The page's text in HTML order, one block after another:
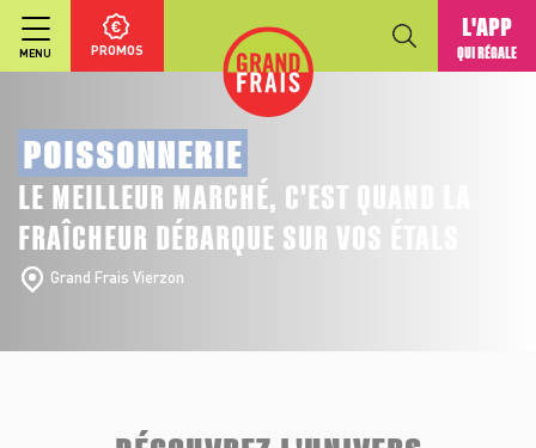
MENU PROMOS
L'APP
QUI RÉGALE
POISSONNERIE
LE MEILLEUR MARCHÉ, C'EST QUAND LA
FRAÎCHEUR DÉBARQUE SUR VOS ÉTALS
Grand Frais Vierzon